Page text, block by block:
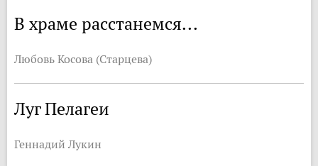
В храме расстанемся...
Любовь Косова (Старцева)
Луг Пелагеи
Геннадий Лукин